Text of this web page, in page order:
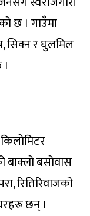
छ । गाउँमा
सिक्न र घुलमिल
बाक्लो बसोवास
रितिरिवाजको
छन् ।